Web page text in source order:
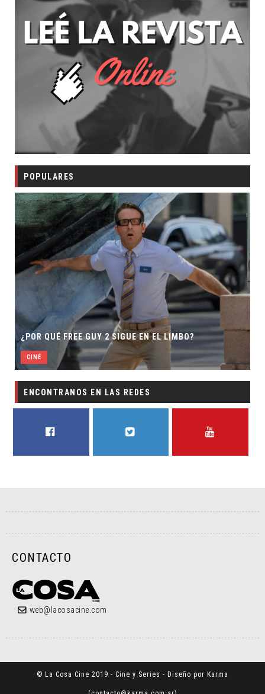
POPULARES
¿POR QUÉ FREE GUY 2 SIGUE EN EL LIMBO?
CINE
ENCONTRANOS EN LAS REDES
CONTACTO
web@lacosacine.com
© La Cosa Cine 2019 - Cine y Series - Diseño por Karma